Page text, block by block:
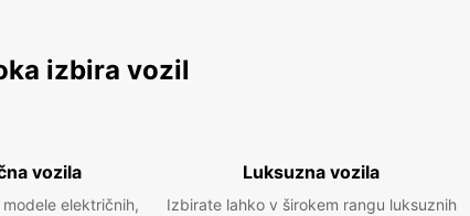
izbira vozil
vozila
električnih,
Luksuzna vozila
Izbirate lahko v širokem rangu luksuznih